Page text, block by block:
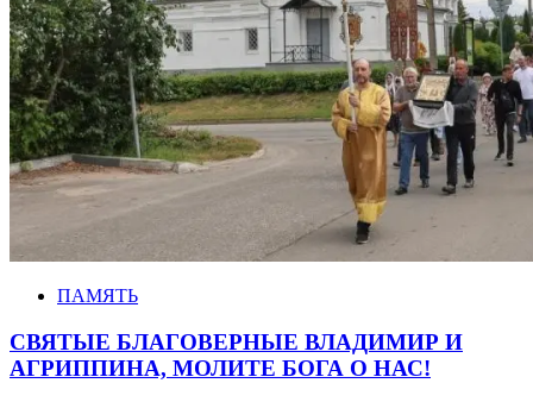
ПАМЯТЬ
СВЯТЫЕ БЛАГОВЕРНЫЕ ВЛАДИМИР И
АГРИППИНА, МОЛИТЕ БОГА О НАС!